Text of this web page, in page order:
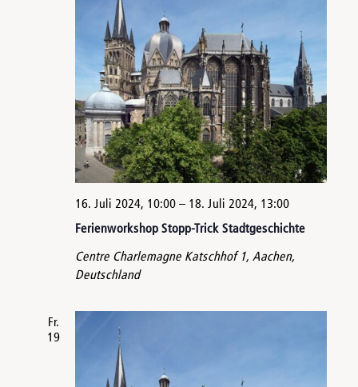
Ferienworkshop Stopp-Trick Stadtgeschichte
16. Juli 2024, 10:00– 18. Juli 2024, 13:00
Centre Charlemagne Katschhof 1, Aachen,
Deutschland
Fr.
19